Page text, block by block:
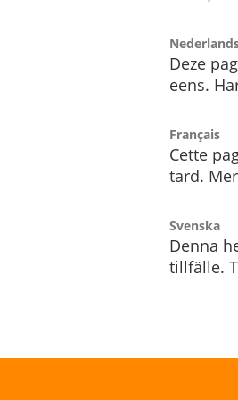
Deze
eens.
Français
Cette
tard.
Svenska
Denna
tillfälle.